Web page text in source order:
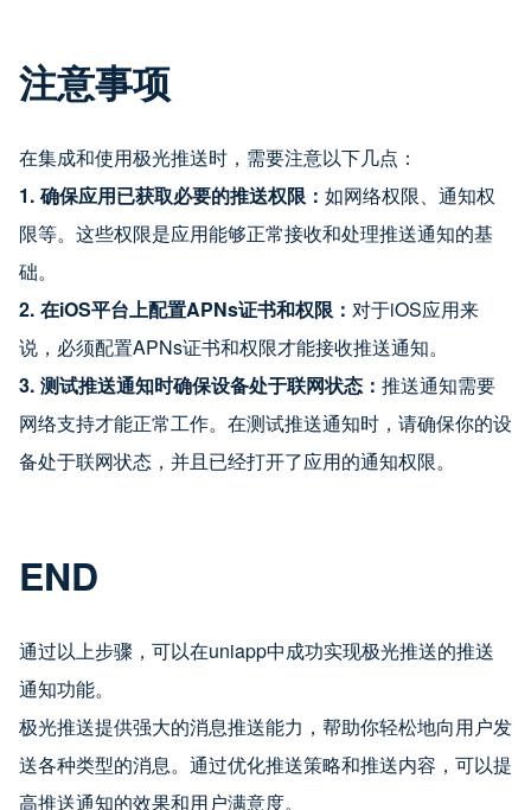
注意事项
在集成和使用极光推送时，需要注意以下几点：
1. 确保应用已获取必要的推送权限： 如网络权限、通知权
限等。这些权限是应用能够正常接收和处理推送通知的基
础。
2. 在iOS平台上配置APNs证书和权限： 对于iOS应用来
说，必须配置APNs证书和权限才能接收推送通知。
3. 测试推送通知时确保设备处于联网状态： 推送通知需要
网络支持才能正常工作。在测试推送通知时，请确保你的设
备处于联网状态，并且已经打开了应用的通知权限。
END
通过以上步骤，可以在uniapp中成功实现极光推送的推送
通知功能。
极光推送提供强大的消息推送能力，帮助你轻松地向用户发
送各种类型的消息。通过优化推送策略和推送内容，可以提
高推送通知的效果和用户满意度。